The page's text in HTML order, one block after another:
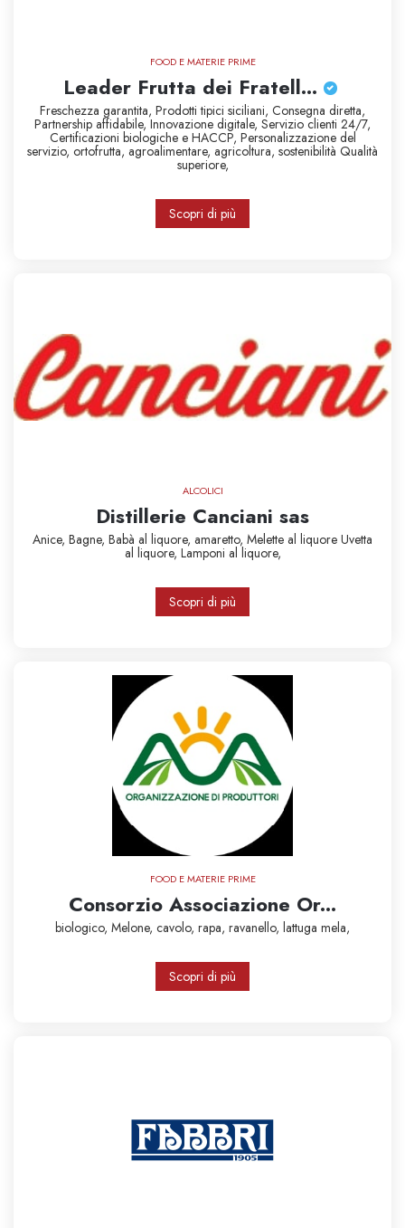
FOOD E MATERIE PRIME
Leader Frutta dei Fratell...
Freschezza garantita, Prodotti tipici siciliani, Consegna diretta,
Partnership affidabile, Innovazione digitale, Servizio clienti 24/7,
Certificazioni biologiche e HACCP, Personalizzazione del
servizio, ortofrutta, agroalimentare, agricoltura, sostenibilità Qualità
superiore,
Scopri di più
ALCOLICI
Distillerie Canciani sas
Anice, Bagne, Babà al liquore, amaretto, Melette al liquore Uvetta
al liquore, Lamponi al liquore,
Scopri di più
FOOD E MATERIE PRIME
Consorzio Associazione Or...
biologico, Melone, cavolo, rapa, ravanello, lattuga mela,
Scopri di più